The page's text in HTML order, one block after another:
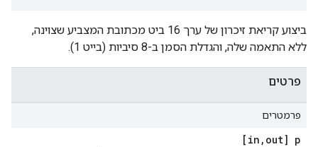
ביצוע קריאת זיכרון של ערך 16 ביט מכתובת המצביע שצוינה,
ללא התאמה שלה, והגדלת הסמן ב-8 סיביות (בייט 1).
פרטים
פרמטרים
[in , out] p